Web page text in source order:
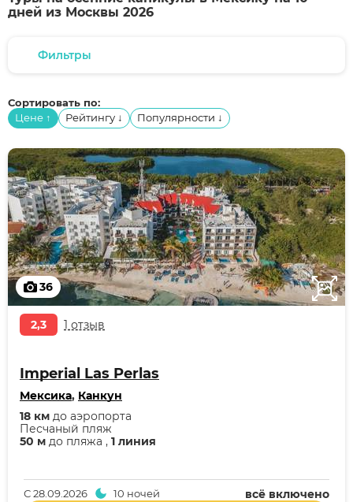
дней из Москвы 2026
Фильтры
Сортировать по:
Цене ↑ Рейтингу ↓ Популярности ↓
36
2,3 1 отзыв
Imperial Las Perlas
Мексика, Канкун
50 м до пляжа , 1 линия
Песчаный пляж
18 км до аэропорта
всё включено
С28.09.2026 10 ночей